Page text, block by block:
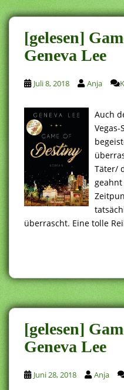
[gelesen]
Geneva Lee
Juli 8, 2018 Anja
Auch
Täter/
überrascht. Eine tolle
[gelesen]
Geneva Lee
Juni 28, 2018 Anja